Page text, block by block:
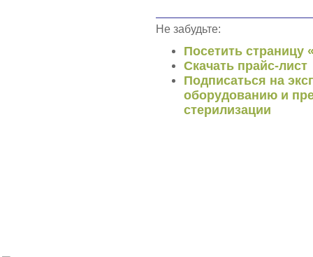
Не забудьте:
Посетить страницу
Скачать прайс-лист
Подписаться на
оборудованию и
стерилизации